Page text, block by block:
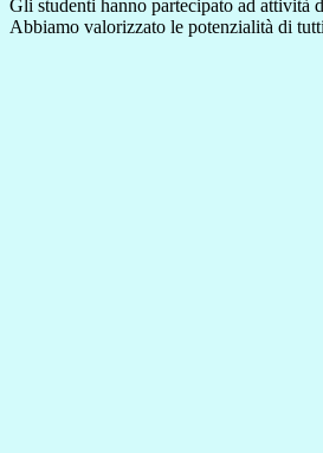
Gli studenti hanno partecipato ad attività
Abbiamo valorizzato le potenzialità di